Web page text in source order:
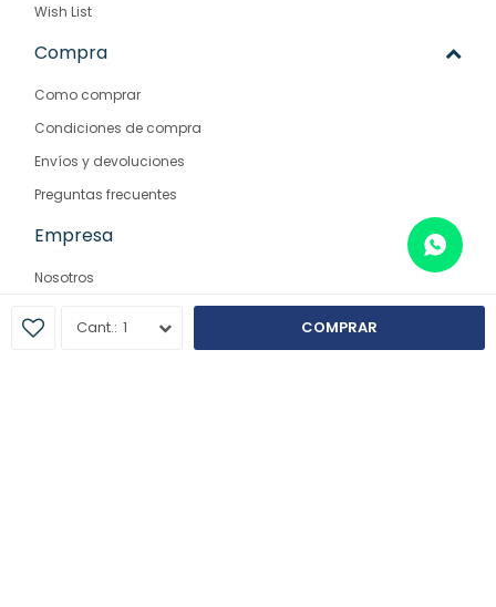
1 COMPRAR
Wish List
Compra
Como comprar
Condiciones de compra
Envíos y devoluciones
Preguntas frecuentes
Empresa
Nosotros